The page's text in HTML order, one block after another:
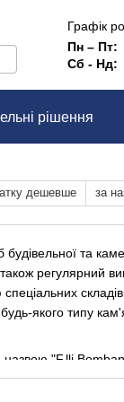
Графік
Пн – Пт:
Сб - Нд:
рішення
дешевше за
будівельної та
регулярний
якого типу
"F.lli
ринках.